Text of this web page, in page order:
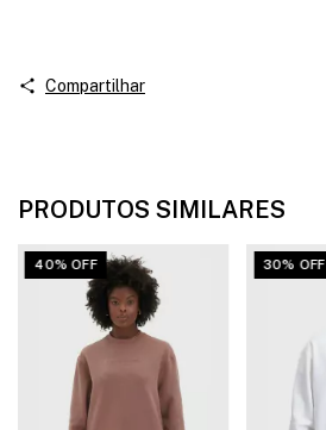
Compartilhar
PRODUTOS SIMILARES
40% OFF 30% OFF